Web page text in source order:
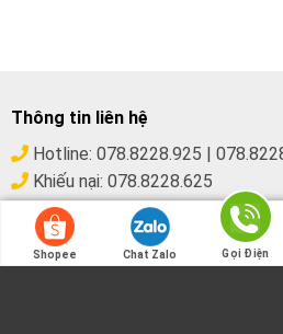
Thông tin liên hệ
Hotline: 078.8228.925 |
Khiếu nại: 078.8228.625
Email:
lienhe@vuaphache.net
Địa chỉ:
77 Tây Trà, Hoàng Mai,
Shopee Chat Zalo Gọi Điện